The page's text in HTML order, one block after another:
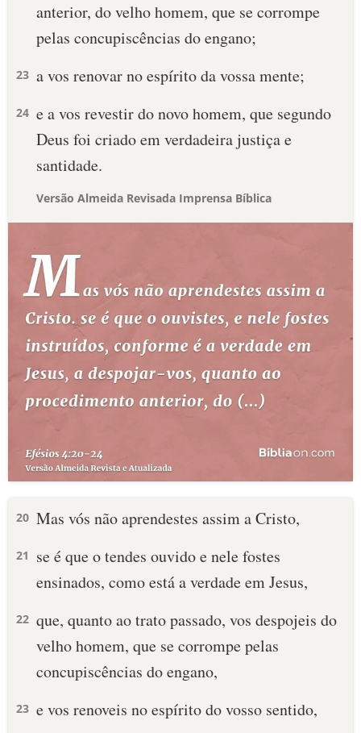
anterior, do velho homem, que se corrompe
pelas concupiscências do engano;
23 a vos renovar no espírito da vossa mente;
24 e a vos revestir do novo homem, que segundo
Deus foi criado em verdadeira justiça e
santidade.
Versão Almeida Revisada Imprensa Bíblica
20 Mas vós não aprendestes assim a Cristo,
21
se é que o tendes ouvido e nele fostes
ensinados, como está a verdade em Jesus,
22 que, quanto ao trato passado, vos despojeis do
velho homem, que se corrompe pelas
concupiscências do engano,
23 e vos renoveis no espírito do vosso sentido,